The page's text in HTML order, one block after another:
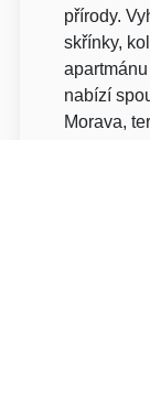
přírody.
skřínky,
nabízí
Morava,